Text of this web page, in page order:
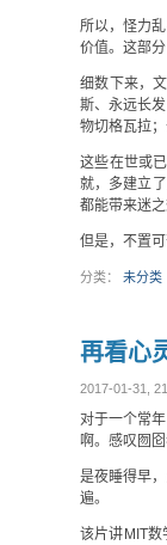
所以，怪力
价值。这部
细数下来，
斯、永远长
物切格瓦拉
这些在世或
就，多建立
都能带来迷之
但是，不置
分类：未分类
再看心
2017-01-31,
对于一个常
啊。感叹囫
是夜睡得早
遍。
该片讲MIT数